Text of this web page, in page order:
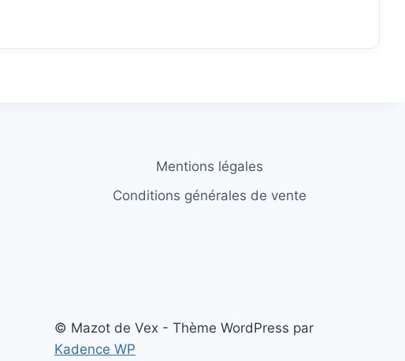
Mentions légales
Conditions générales de vente
© Mazot de Vex - Thème WordPress par
Kadence WP